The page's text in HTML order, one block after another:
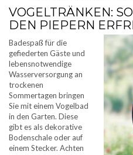
VOGELTRÄNKEN:
DEN PIEPERN
Badespaß für die
gefiederten Gäste und
lebensnotwendige
Wasserversorgung an
trockenen
Sommertagen bringen
Sie mit einem Vogelbad
in den Garten. Diese
gibt es als dekorative
Bodenschale oder auf
einem Stecker. Achten